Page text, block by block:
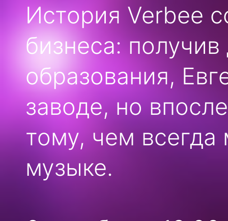
История Verbee
бизнеса:
образования,
заводе, но
тому, чем
музыке.